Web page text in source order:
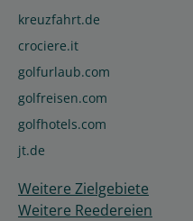
kreuzfahrt.de
crociere.it
golfurlaub.com
golfreisen.com
golfhotels.com
jt.de
Weitere Zielgebiete
Weitere Reedereien